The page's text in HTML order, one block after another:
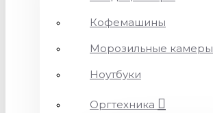
Кофемашины
Морозильные камеры
Ноутбуки
Оргтехника